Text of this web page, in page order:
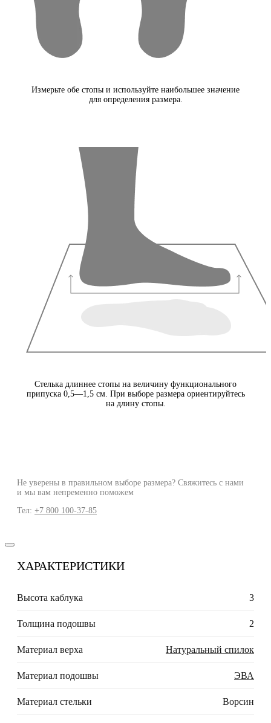
Измерьте обе стопы и используйте наибольшее значение
для определения размера.
Стелька длиннее стопы на величину функционального
припуска 0,5—1,5 см. При выборе размера ориентируйтесь
на длину стопы.
Не уверены в правильном выборе размера? Свяжитесь с нами
и мы вам непременно поможем
Тел: +7 800 100-37-85
ХАРАКТЕРИСТИКИ
Высота каблука 3
Толщина подошвы 2
Материал верха Натуральный спилок
Материал подошвы ЭВА
Материал стельки Ворсин